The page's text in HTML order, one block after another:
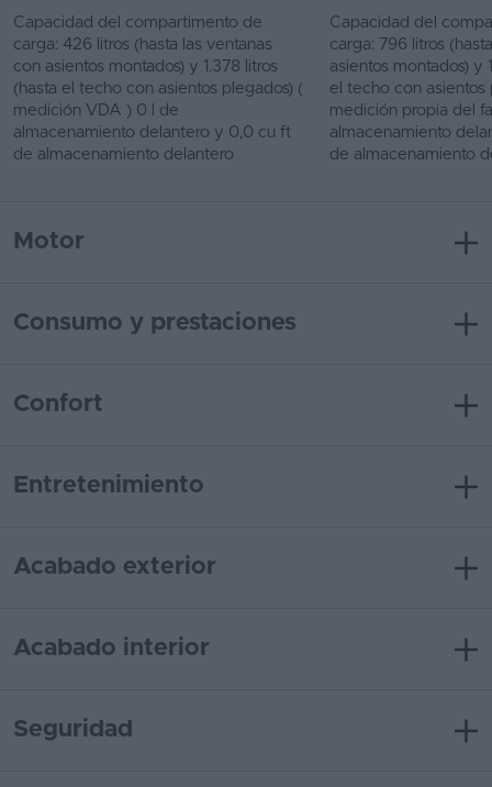
Capacidad del compartimento de
carga: 426 litros (hasta las ventanas
con asientos montados) y 1.378 litros
(hasta el techo con asientos plegados) (
medición VDA ) 0 l de
almacenamiento delantero y 0,0 cu ft
de almacenamiento delantero
Capacidad del
carga: 796 litros
asientos montados) y
el techo con asientos
medición propia del
almacenamiento
de almacenamiento
Motor
Consumo y prestaciones
Confort
Entretenimiento
Acabado exterior
Acabado interior
Seguridad